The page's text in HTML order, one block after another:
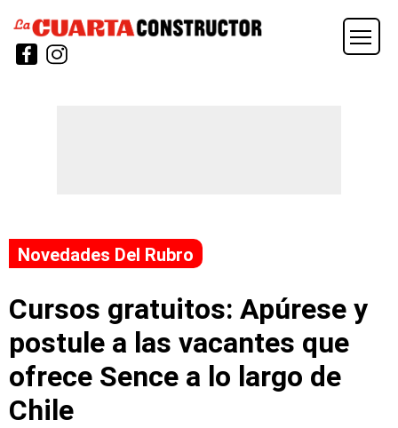
Novedades Del Rubro
Cursos gratuitos: Apúrese y
postule a las vacantes que
ofrece Sence a lo largo de
Chile